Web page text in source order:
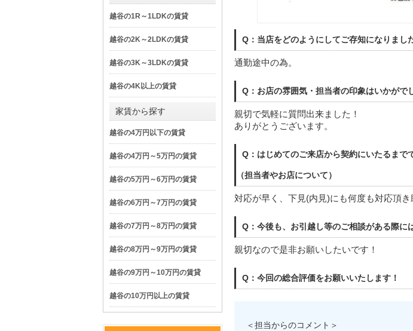
Q：当店をどのようにしてご存知になりまし
通勤途中の為。
Q：お店の雰囲気・担当者の印象はいかがで
親切で気軽に質問出来ました！
ありがとうございます。
Q：はじめてのご来店から契約にいたるまで
（担当者やお店について）
対応が早く、下見(内見)にも何度も対応頂き
Q：今後も、お引越し等のご相談がある際に
親切なので是非お願いしたいです！
Q：今回の総合評価をお願いいたします！
＜担当からのコメント＞
越谷の1R～1LDKの賃貸
越谷の2K～2LDKの賃貸
越谷の3K～3LDKの賃貸
越谷の4K以上の賃貸
家賃から探す
越谷の4万円以下の賃貸
越谷の4万円～5万円の賃貸
越谷の5万円～6万円の賃貸
越谷の6万円～7万円の賃貸
越谷の7万円～8万円の賃貸
越谷の8万円～9万円の賃貸
越谷の9万円～10万円の賃貸
越谷の10万円以上の賃貸